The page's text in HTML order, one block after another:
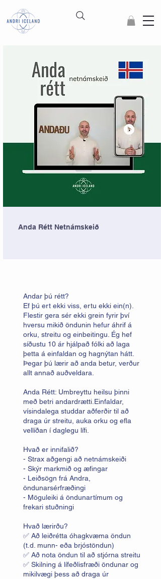
Anda Rétt Netnámskeið
Andar þú rétt?
Ef þú ert ekki viss, ertu ekki ein(n).
Flestir gera sér ekki grein fyrir því
hversu mikið öndunin hefur áhrif á
orku, streitu og einbeitingu. Ég hef
síðustu 10 ár hjálpað fólki að laga
þetta á einfaldan og hagnýtan hátt.
Þegar þú lærir að anda betur, verður
allt annað auðveldara.
Anda Rétt: Umbreyttu heilsu þinni
með betri andardrætti.Einfaldar,
vísindalega studdar aðferðir til að
draga úr streitu, auka orku og efla
vellíðan í daglegu lífi.
Hvað er innifalið?
- Strax aðgengi að netnámskeiði
- Skýr markmið og æfingar
- Leiðsögn frá Andra,
öndunarsérfræðingi
- Möguleiki á öndunartímum og
frekari stuðningi
Hvað lærirðu?
✅ Að leiðrétta óhagkvæma öndun
(t.d. munn- eða brjóstöndun)
✅ Að nota öndun til að stjórna streitu
✅ Skilning á lífeðlisfræði öndunar og
mikilvægi þess að draga úr